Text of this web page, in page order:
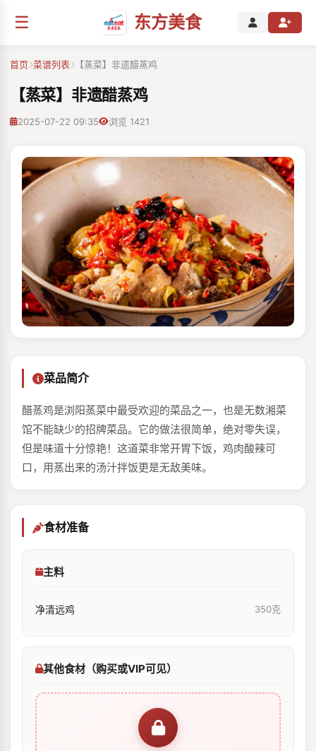
☰ 东方美食
首页 菜谱列表 【蒸菜】非遗醋蒸鸡
【蒸菜】非遗醋蒸鸡
2025-07-22 09:35 浏览 1421
菜品简介
醋蒸鸡是浏阳蒸菜中最受欢迎的菜品之一，也是无数湘菜
馆不能缺少的招牌菜品。它的做法很简单，绝对零失误，
但是味道十分惊艳！这道菜非常开胃下饭，鸡肉酸辣可
口，用蒸出来的汤汁拌饭更是无敌美味。
食材准备
主料
净清远鸡 350克
其他食材（购买或VIP可见）